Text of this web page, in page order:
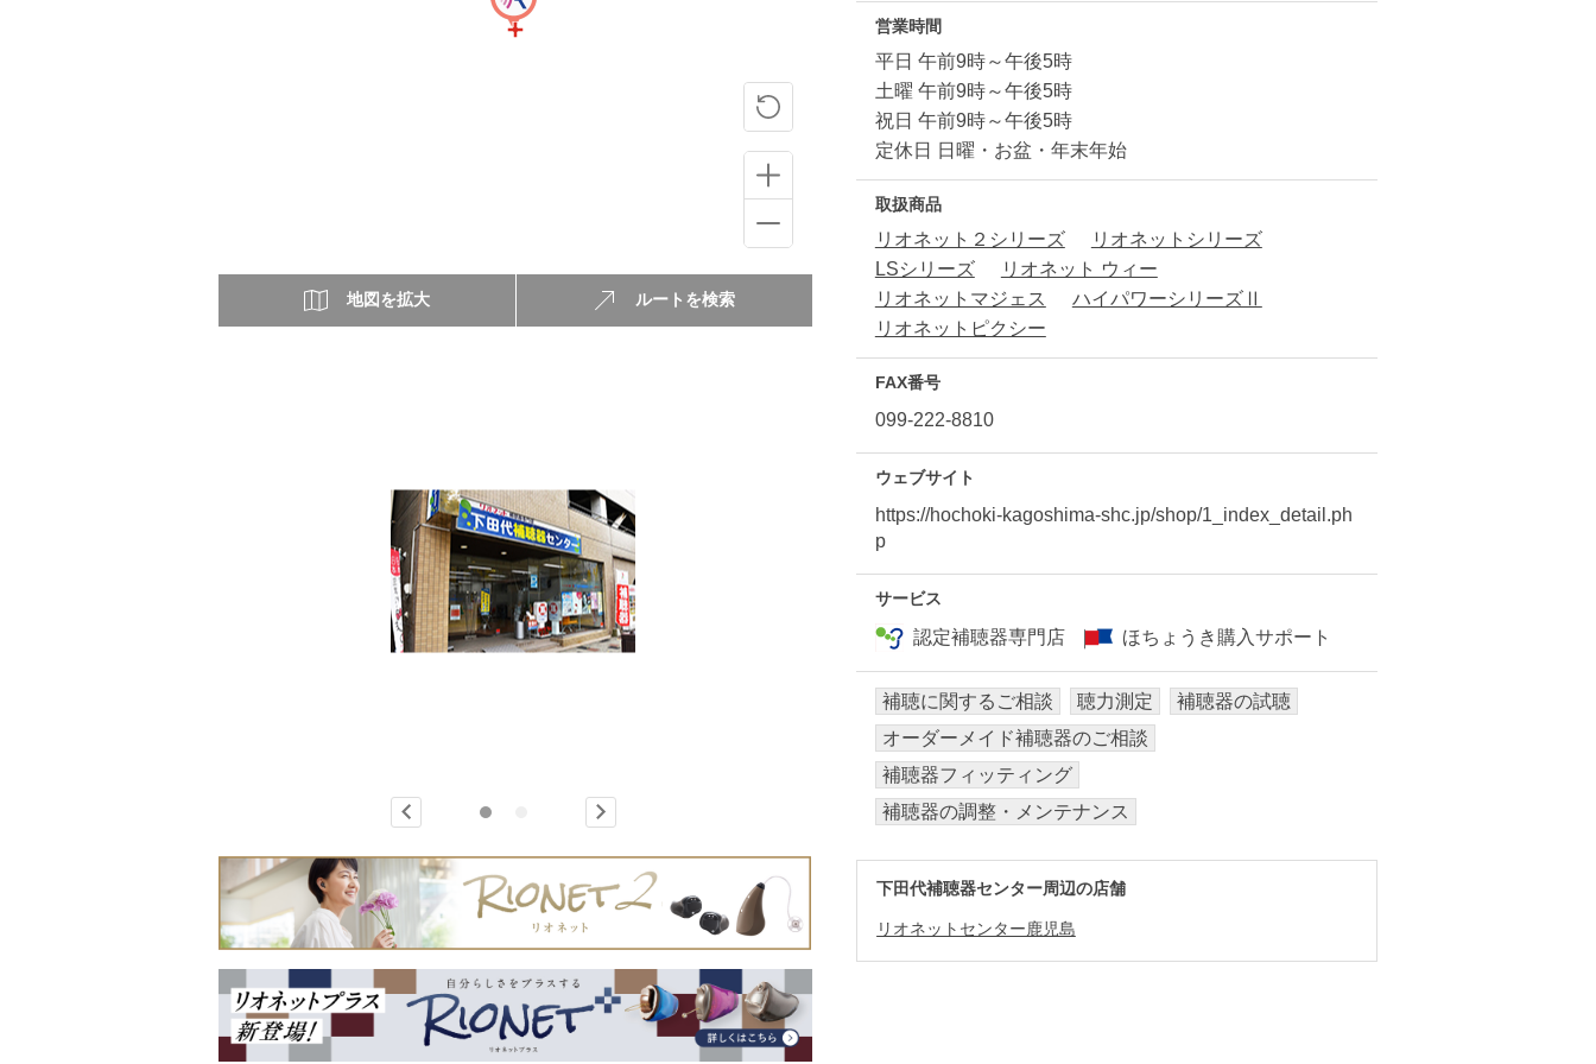
地図を拡大 ルートを検索
営業時間
平日 午前9時～午後5時
土曜 午前9時～午後5時
祝日 午前9時～午後5時
定休日 日曜・お盆・年末年始
取扱商品
リオネット２シリーズ
リオネットシリーズ
LSシリーズ
リオネット ウィー
リオネットマジェス
ハイパワーシリーズⅡ
リオネットピクシー
FAX番号
099-222-8810
ウェブサイト
https://hochoki-kagoshima-shc.jp/shop/1_index_detail.ph
p
サービス
認定補聴器専門店 ほちょうき購入サポート
補聴に関するご相談 聴力測定
補聴器の試聴
オーダーメイド補聴器のご相談
補聴器フィッティング
補聴器の調整・メンテナンス
下田代補聴器センター周辺の店舗
リオネットセンター鹿児島